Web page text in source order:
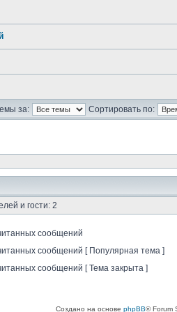
за: Сортировать по:
и гости: 2
сообщений
сообщений [ Популярная тема ]
сообщений [ Тема закрыта ]
Создано на основе phpBB® Forum